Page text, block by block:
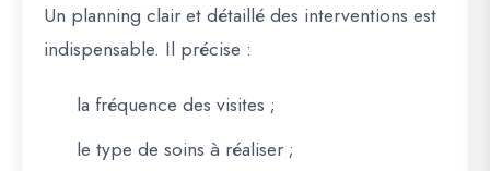
Un planning clair et détaillé des interventions est
indispensable. Il précise :
la fréquence des visites ;
le type de soins à réaliser ;